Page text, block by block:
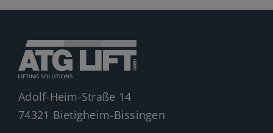
Ersatzteil Anfrage
Beratung
Adolf-Heim-Straße 14
74321 Bietigheim-Bissingen